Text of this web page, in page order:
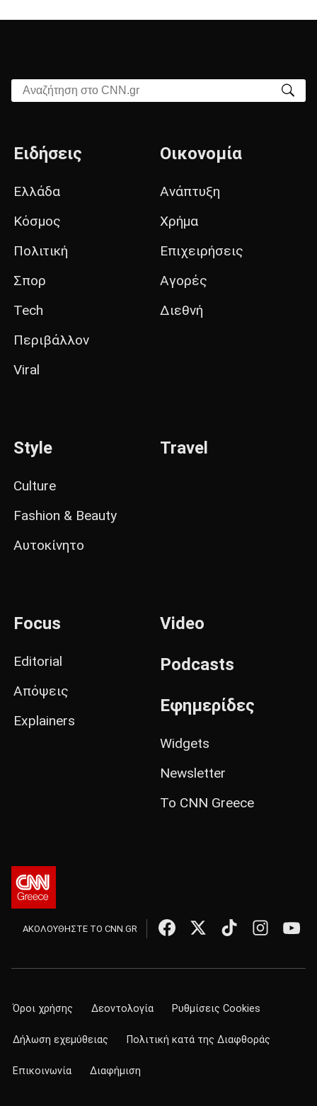
Αναζήτηση στο CNN.gr
Ειδήσεις
Ελλάδα
Κόσμος
Πολιτική
Σπορ
Tech
Περιβάλλον
Viral
Οικονομία
Ανάπτυξη
Χρήμα
Επιχειρήσεις
Αγορές
Διεθνή
Style
Culture
Fashion & Beauty
Αυτοκίνητο
Travel
Focus
Editorial
Απόψεις
Explainers
Video
Podcasts
Εφημερίδες
Widgets
Newsletter
Το CNN Greece
ΑΚΟΛΟΥΘΗΣΤΕ ΤΟ CNN.GR
Όροι χρήσης Δεοντολογία Ρυθμίσεις Cookies
Δήλωση εχεμύθειας Πολιτική κατά της Διαφθοράς
Επικοινωνία Διαφήμιση